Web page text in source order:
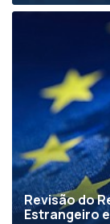
Revisão do
Estrangeiro